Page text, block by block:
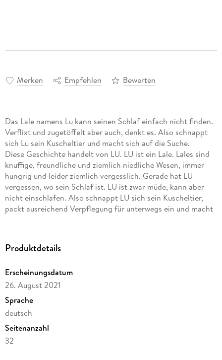
Merken Empfehlen Bewerten
Das Lale namens Lu kann seinen Schlaf einfach nicht finden.
Verflixt und zugetöffelt aber auch, denkt es. Also schnappt
sich Lu sein Kuscheltier und macht sich auf die Suche.
Diese Geschichte handelt von LU. LU ist ein Lale. Lales sind
knuffige, freundliche und ziemlich niedliche Wesen, immer
hungrig und leider ziemlich vergesslich. Gerade hat LU
vergessen, wo sein Schlaf ist. LU ist zwar müde, kann aber
nicht einschlafen. Also schnappt LU sich sein Kuscheltier,
packt ausreichend Verpflegung für unterwegs ein und macht
Sternschnuppen, die durch die Nacht schnuppern, sogar den
Wald, der schweigsam vor sich hindisselt. Egal, wo LU auch
leicht gibt LU nicht auf. Als ihm schließlich der Sandmann
begegnet hat LU seinen Schlaf wiedergefunden.
+ Eine außergewöhnlich illustrierte Gutenacht-Geschichte
mit Gutenacht-Poster.
+ Lustige und spielerische »Adaption« des bekannten
Produktdetails
Erscheinungsdatum
26. August 2021
Sprache
deutsch
Seitenanzahl
32